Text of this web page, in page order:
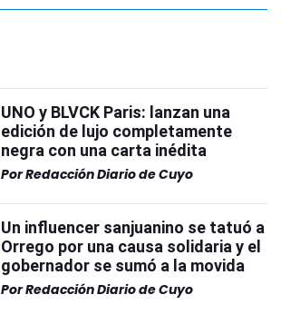
UNO y BLVCK Paris: lanzan una
edición de lujo completamente
negra con una carta inédita
PorRedacción Diario de Cuyo
Un influencer sanjuanino se tatuó a
Orrego por una causa solidaria y el
gobernador se sumó a la movida
PorRedacción Diario de Cuyo